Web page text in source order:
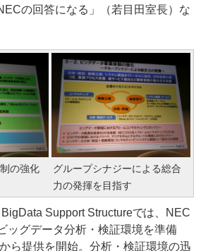
の回答になる」（若目田室長）な
の強化
グループシナジーによる総合
力の発揮を目指す
Support Structureでは、NEC
ッグデータ分析・検証環境を準備
ら提供を開始。分析・検証環境の迅